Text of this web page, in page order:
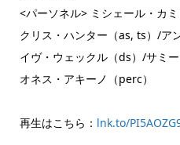
<パーソネル> ミシェール・カ
クリス・ハンター（as, ts）/ア
イヴ・ウェックル（ds）/サミ
オネス・アキーノ（perc）
再生はこちら： lnk.to/